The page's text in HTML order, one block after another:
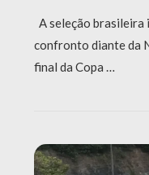
A seleção brasileira
confronto diante da
final da Copa …